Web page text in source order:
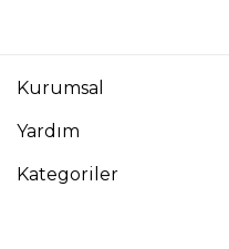
Kurumsal
Yardım
Kategoriler